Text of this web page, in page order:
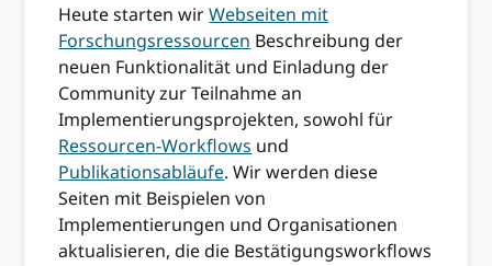
Heute starten wirWebseiten mit
Forschungsressourcen Beschreibung der
neuen Funktionalität und Einladung der
Community zur Teilnahme an
Implementierungsprojekten, sowohl für
Ressourcen-Workflows und
Publikationsabläufe. Wir werden diese
Seiten mit Beispielen von
Implementierungen und Organisationen
aktualisieren, die die Bestätigungsworkflows